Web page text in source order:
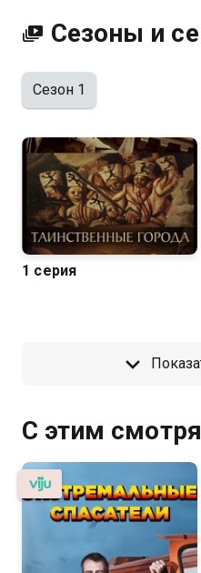
Сезоны и
Сезон 1
1 серия
С этим